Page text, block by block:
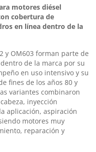
motores diésel
cobertura de
en línea dentro de la
y OM603 forman parte de
de la marca por su
en uso intensivo y su
fines de los años 80 y
variantes combinaron
inyección
aplicación, aspiración
motores muy
reparación y